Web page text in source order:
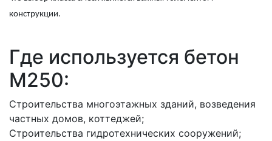
конструкции.
Где используется бетон
М250:
Строительства многоэтажных зданий, возведения
частных домов, коттеджей;
Строительства гидротехнических сооружений;